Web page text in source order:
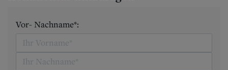
Vor- Nachname*: